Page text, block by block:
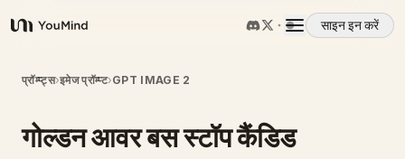
YouMind
साइन इन करें
अवलोकन
उपयोग के मामले
प्रॉम्प्ट्स›इमेज प्रॉम्प्ट›GPT IMAGE 2
गोल्डन आवर बस स्टॉप कैंडिड